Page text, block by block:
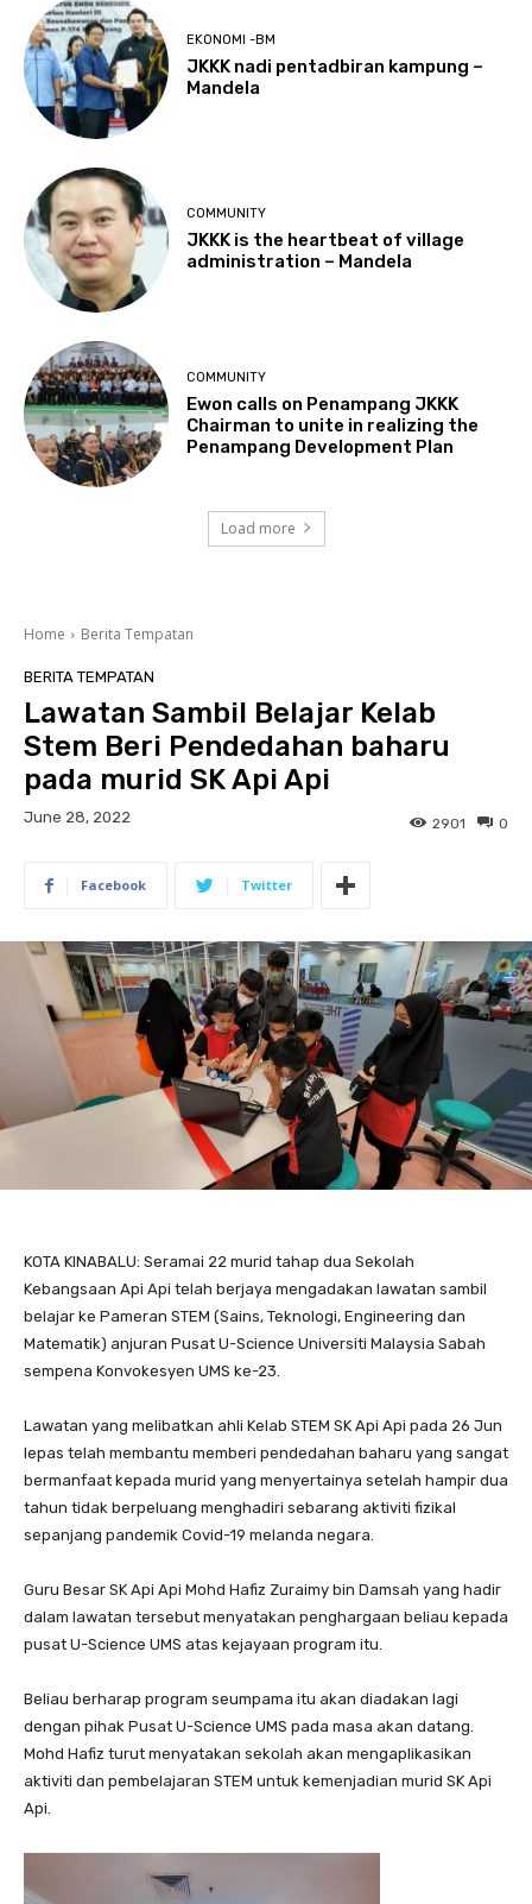
EKONOMI -BM
JKKK nadi pentadbiran kampung –
Mandela
COMMUNITY
JKKK is the heartbeat of village
administration – Mandela
COMMUNITY
Ewon calls on Penampang JKKK
Chairman to unite in realizing the
Penampang Development Plan
Load more